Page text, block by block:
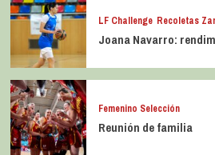
LF Challenge Recoletas
Joana Navarro:
Femenino Selección
Reunión de familia